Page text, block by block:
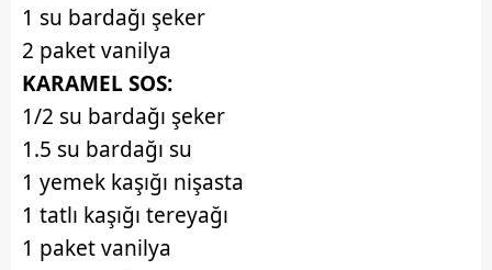
1 su bardağı şeker
2 paket vanilya
KARAMEL SOS:
1/2 su bardağı şeker
1.5 su bardağı su
1 yemek kaşığı nişasta
1 tatlı kaşığı tereyağı
1 paket vanilya